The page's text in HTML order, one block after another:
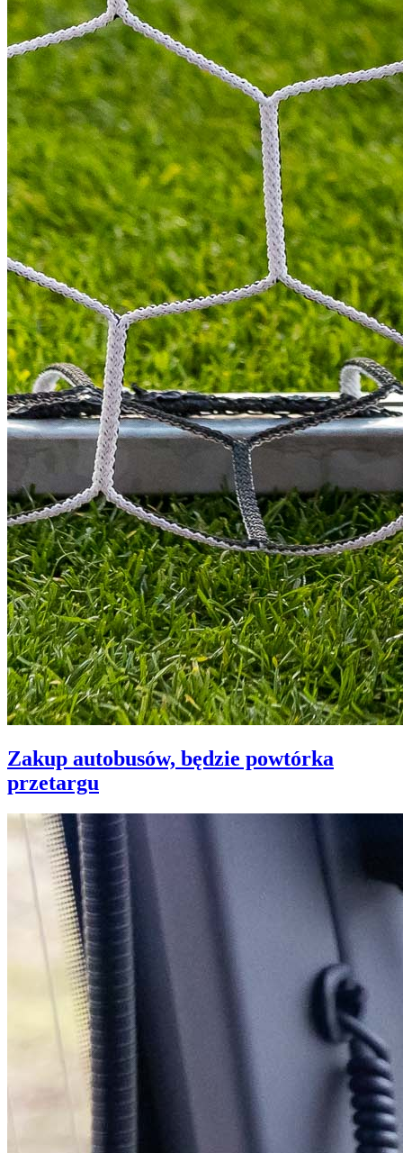
Zakup autobusów, będzie powtórka
przetargu